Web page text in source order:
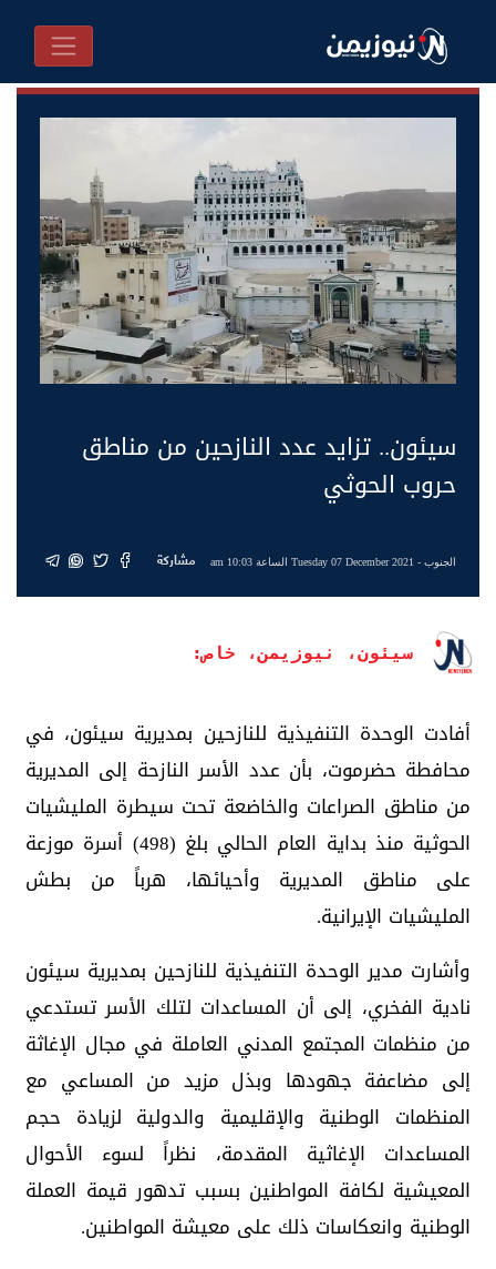
سيئون.. تزايد عدد النازحين من مناطق
حروب الحوثي
الجنوب- Tuesday 07 December 2021 الساعة 10:03 am مشاركة
سيئون، نيوزيمن، خاص:
أفادت الوحدة التنفيذية للنازحين بمديرية سيئون، في
محافطة حضرموت، بأن عدد الأسر النازحة إلى المديرية
من مناطق الصراعات والخاضعة تحت سيطرة المليشيات
الحوثية منذ بداية العام الحالي بلغ (498) أسرة موزعة
على مناطق المديرية وأحيائها، هرباً من بطش
المليشيات الإيرانية.
وأشارت مدير الوحدة التنفيذية للنازحين بمديرية سيئون
نادية الفخري، إلى أن المساعدات لتلك الأسر تستدعي
من منظمات المجتمع المدني العاملة في مجال الإغاثة
إلى مضاعفة جهودها وبذل مزيد من المساعي مع
المنظمات الوطنية والإقليمية والدولية لزيادة حجم
المساعدات الإغاثية المقدمة، نظراً لسوء الأحوال
المعيشية لكافة المواطنين بسبب تدهور قيمة العملة
الوطنية وانعكاسات ذلك على معيشة المواطنين.